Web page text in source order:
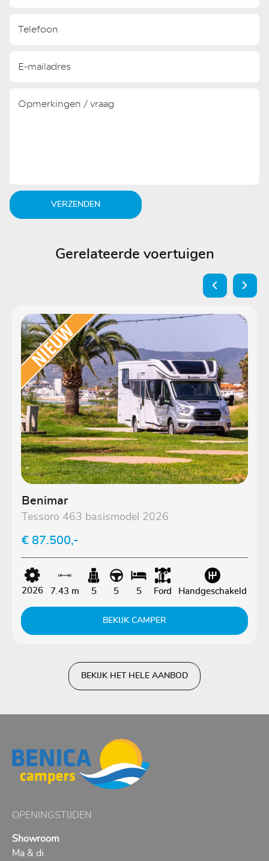
VERZENDEN
Gerelateerde voertuigen
Benimar
Tessoro 463 basismodel 2026
€ 87.500,-
2026 7.43 m 5 5 5 Ford Handgeschakeld
BEKIJK CAMPER
BEKIJK HET HELE AANBOD
OPENINGSTIJDEN
Showroom
Ma & di